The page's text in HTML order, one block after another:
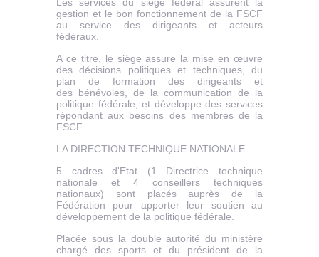
gestion et le bon fonctionnement de la FSCF
au service des dirigeants et acteurs
fédéraux.
A ce titre, le siège assure la mise en œuvre
des décisions politiques et techniques, du
plan de formation des dirigeants et
des bénévoles, de la communication de la
politique fédérale, et développe des services
répondant aux besoins des membres de la
FSCF.
LA DIRECTION TECHNIQUE NATIONALE
5 cadres d'Etat (1 Directrice technique
nationale et 4 conseillers techniques
nationaux) sont placés auprès de la
Fédération pour apporter leur soutien au
développement de la politique fédérale.
Placée sous la double autorité du ministère
chargé des sports et du président de la